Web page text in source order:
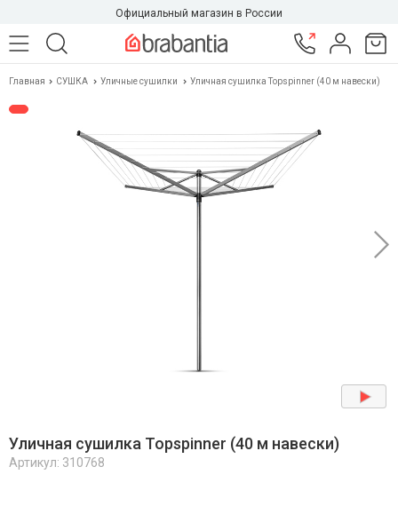
Официальный магазин в России
Главная СУШКА Уличные сушилки Уличная сушилка Topspinner (40 м навески)
Уличная сушилка Topspinner (40 м навески)
Артикул: 310768